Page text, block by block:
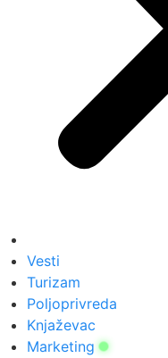
Vesti
Turizam
Poljoprivreda
Knjaževac
Marketing